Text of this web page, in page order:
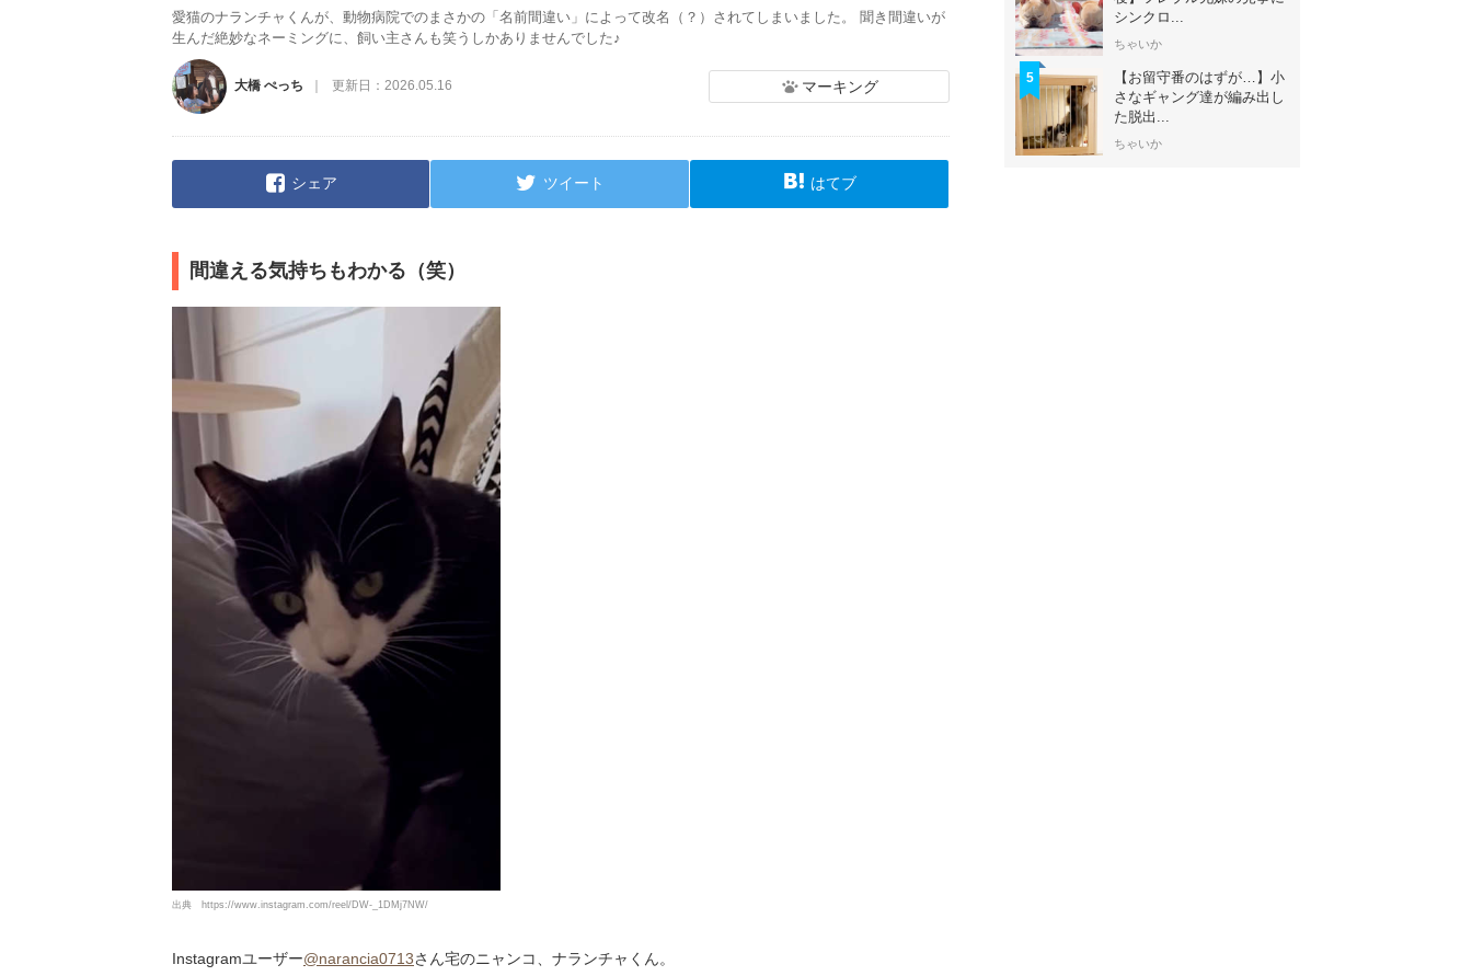
愛猫のナランチャくんが、動物病院でのまさかの「名前間違い」によって改名（？）されてしまいました。 聞き間違いが
生んだ絶妙なネーミングに、飼い主さんも笑うしかありませんでした♪
大橋 ぺっち 更新日： 2026.05.16 マーキング
シェア ツイート はてブ
間違える気持ちもわかる（笑）
出典 https://www.instagram.com/reel/DW-_1DMj7NW/
Instagramユーザー@narancia0713さん宅のニャンコ、ナランチャくん。
シンクロ...
ちゃいか
5
【お留守番のはずが…】小
さなギャング達が編み出し
た脱出...
ちゃいか